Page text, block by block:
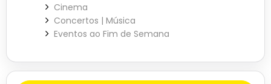
Cinema
Concertos | Música
Eventos ao Fim de Semana